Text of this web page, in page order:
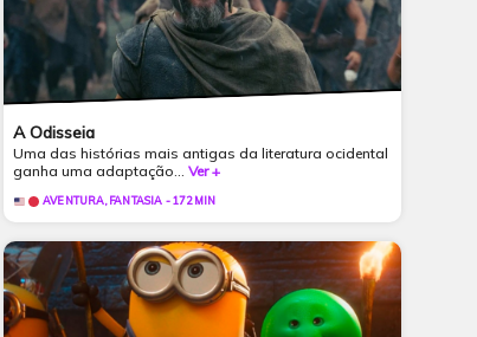
A Odisseia
Uma das histórias mais antigas da literatura ocidental
ganha uma adaptação... Ver +
AVENTURA, FANTASIA - 172 MIN